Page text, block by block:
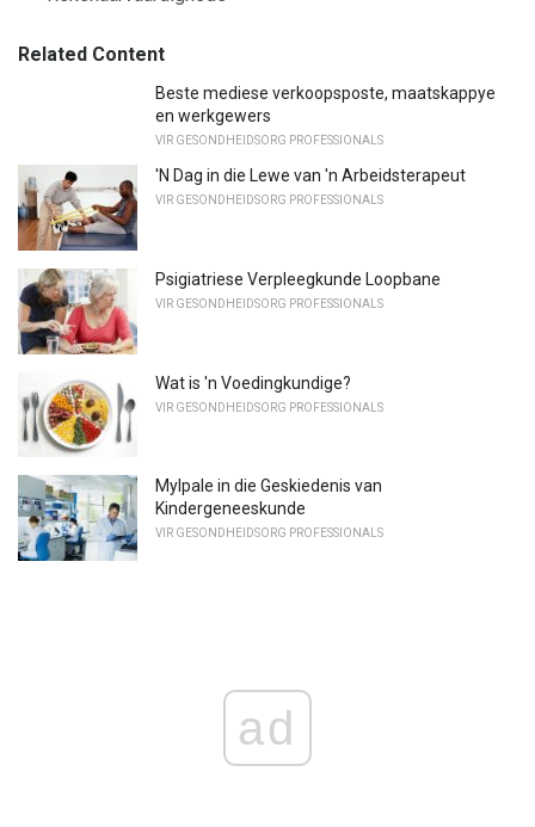
Related Content
Beste mediese verkoopsposte, maatskappye
en werkgewers
VIR GESONDHEIDSORG PROFESSIONALS
'N Dag in die Lewe van 'n Arbeidsterapeut
VIR GESONDHEIDSORG PROFESSIONALS
Psigiatriese Verpleegkunde Loopbane
VIR GESONDHEIDSORG PROFESSIONALS
Wat is 'n Voedingkundige?
VIR GESONDHEIDSORG PROFESSIONALS
Mylpale in die Geskiedenis van
Kindergeneeskunde
VIR GESONDHEIDSORG PROFESSIONALS
ad